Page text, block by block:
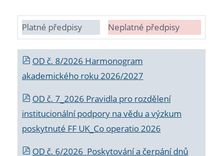
Platné předpisy Neplatné předpisy
OD č. 8/2026 Harmonogram
akademického roku 2026/2027
OD č. 7_2026 Pravidla pro rozdělení
institucionální podpory na vědu a výzkum
poskytnuté FF UK_Co operatio 2026
OD č. 6/2026 Poskytování a čerpání dnů